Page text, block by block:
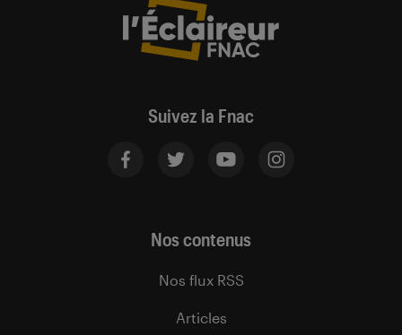
Suivez la Fnac
Nos contenus
Nos flux RSS
Articles